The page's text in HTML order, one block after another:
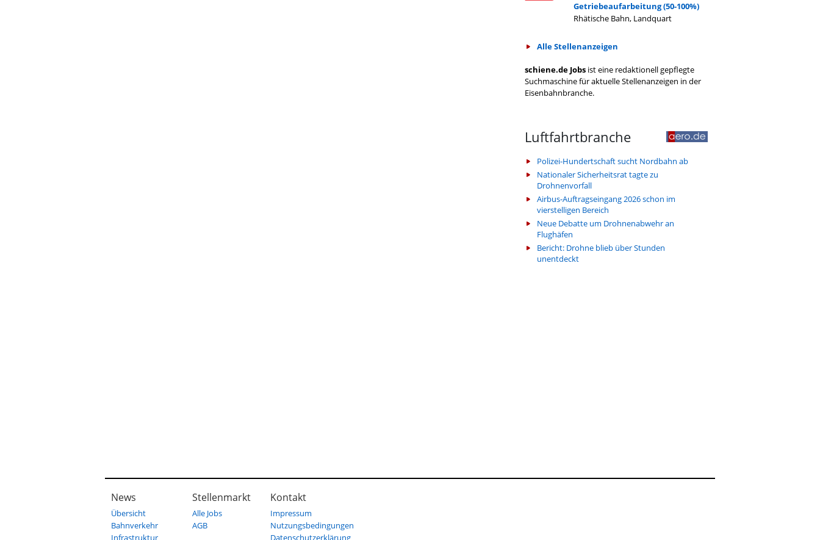
Getriebeaufarbeitung (50-100%)
Rhätische Bahn, Landquart
Alle Stellenanzeigen
schiene.de Jobs ist eine redaktionell gepflegte
Suchmaschine für aktuelle Stellenanzeigen in der
Eisenbahnbranche.
Luftfahrtbranche
Polizei-Hundertschaft sucht Nordbahn ab
Nationaler Sicherheitsrat tagte zu
Drohnenvorfall
Airbus-Auftragseingang 2026 schon im
vierstelligen Bereich
Neue Debatte um Drohnenabwehr an
Flughäfen
Bericht: Drohne blieb über Stunden
unentdeckt
News
Übersicht
Bahnverkehr
Infrastruktur
Stellenmarkt
Alle Jobs
AGB
Kontakt
Impressum
Nutzungsbedingungen
Datenschutzerklärung